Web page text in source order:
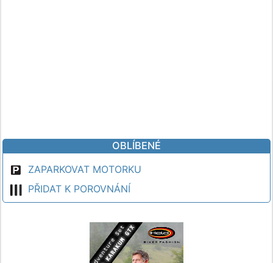
OBLÍBENÉ
ZAPARKOVAT MOTORKU
PŘIDAT K POROVNÁNÍ